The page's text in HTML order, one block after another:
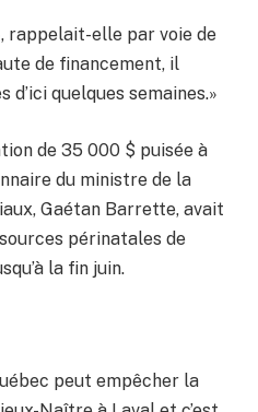
rappelait-elle par voie de
de financement, il
quelques semaines.»
de 35 000 $ puisée à
du ministre de la
Gaétan Barrette, avait
périnatales de
la fin juin.
peut empêcher la